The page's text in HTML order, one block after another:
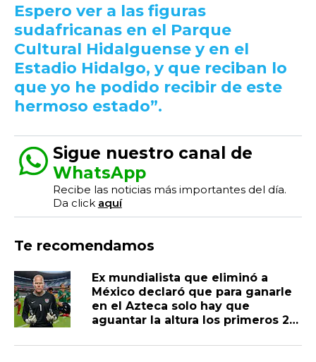
Espero ver a las figuras
sudafricanas en el Parque
Cultural Hidalguense y en el
Estadio Hidalgo, y que reciban lo
que yo he podido recibir de este
hermoso estado”.
Sigue nuestro canal de
WhatsApp
Recibe las noticias más importantes del día.
Da click aquí
Te recomendamos
Ex mundialista que eliminó a
México declaró que para ganarle
en el Azteca solo hay que
aguantar la altura los primeros 20
muy promedio”